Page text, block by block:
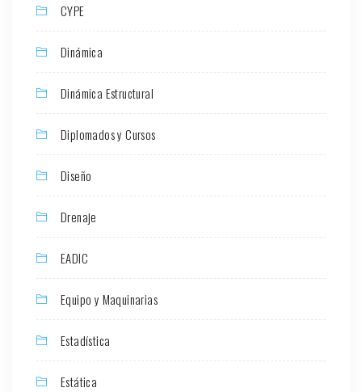
CYPE
Dinámica
Dinámica Estructural
Diplomados y Cursos
Diseño
Drenaje
EADIC
Equipo y Maquinarias
Estadística
Estática